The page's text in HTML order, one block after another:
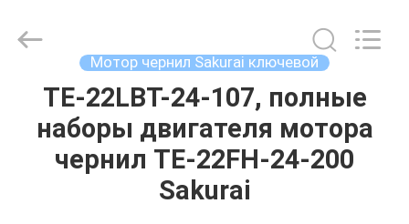
ДОМ
ПРОДУКТЫ
Automation
Co.ltd.
Мотор чернил Sakurai ключевой
TE-22LBT-24-107, полные
наборы двигателя мотора
чернил TE-22FH-24-200
Sakurai